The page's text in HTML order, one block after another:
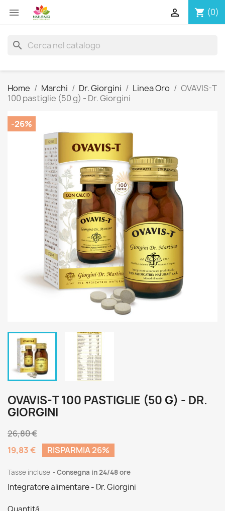
 shopping_cart (0)

search
Home Marchi Dr. Giorgini Linea Oro
OVAVIS-T
100 pastiglie (50 g) - Dr. Giorgini
-26%
OVAVIS-T 100 PASTIGLIE (50 G) - DR.
GIORGINI
26,80 €
19,83 €
RISPARMIA 26%
Tasse incluse Consegna in 24/48 ore
Integratore alimentare - Dr. Giorgini